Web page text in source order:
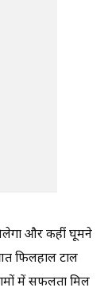
और कहीं घूमने
फिलहाल टाल
में सफलता मिल